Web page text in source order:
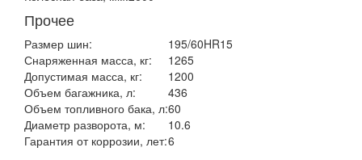
Прочее
Размер шин:
195/60HR15
Снаряженная масса, кг:
1265
Допустимая масса, кг:
1200
Объем багажника, л:
436
Объем топливного бака, л:60
Диаметр разворота, м:
10.6
Гарантия от коррозии, лет:6